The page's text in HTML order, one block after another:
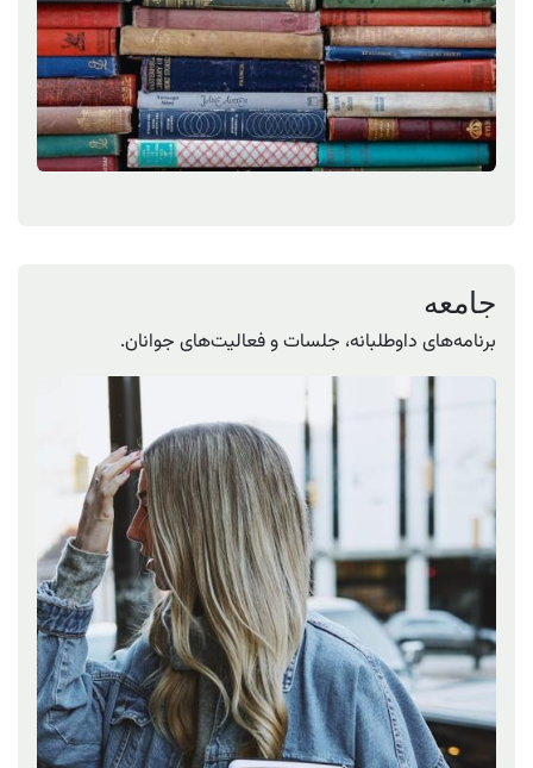
جامعه
برنامه‌های داوطلبانه، جلسات و فعالیت‌های جوانان.